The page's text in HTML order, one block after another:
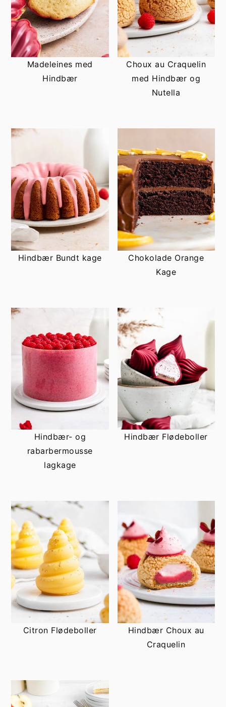
Madeleines med
Hindbær
Choux au Craquelin
med Hindbær og
Nutella
Hindbær Bundt kage
Chokolade Orange
Kage
Hindbær- og
rabarbermousse
lagkage
Hindbær Flødeboller
Citron Flødeboller
Hindbær Choux au
Craquelin